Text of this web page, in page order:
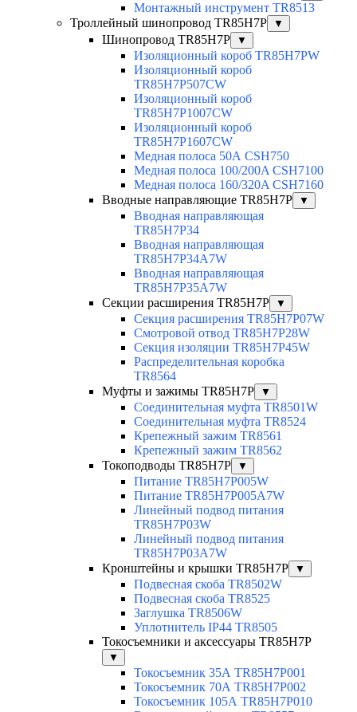
Монтажный инструмент TR8513
Троллейный шинопровод TR85H7P
▼
Шинопровод TR85H7P ▼
Изоляционный короб TR85H7PW
Изоляционный короб
TR85H7P507CW
Изоляционный короб
TR85H7P1007CW
Изоляционный короб
TR85H7P1607CW
Медная полоса 50А CSH750
Медная полоса 100/200A CSH7100
Медная полоса 160/320A CSH7160
Вводные направляющие TR85H7P
▼
Вводная направляющая
TR85H7P34
Вводная направляющая
TR85H7P34A7W
Вводная направляющая
TR85H7P35A7W
Секции расширения TR85H7P
▼
Секция расширения TR85H7P07W
Смотровой отвод TR85H7P28W
Секция изоляции TR85H7P45W
Распределительная коробка
TR8564
Муфты и зажимы TR85H7P
▼
Соединительная муфта TR8501W
Соединительная муфта TR8524
Крепежный зажим TR8561
Крепежный зажим TR8562
Токоподводы TR85H7P
▼
Питание TR85H7P005W
Питание TR85H7P005A7W
Линейный подвод питания
TR85H7P03W
Линейный подвод питания
TR85H7P03A7W
Кронштейны и крышки TR85H7P
▼
Подвесная скоба TR8502W
Подвесная скоба TR8525
Заглушка TR8506W
Уплотнитель IP44 TR8505
Токосъемники и аксессуары TR85H7P
▼
Токосъемник 35А TR85H7P001
Токосъемник 70А TR85H7P002
Токосъемник 105А TR85H7P010